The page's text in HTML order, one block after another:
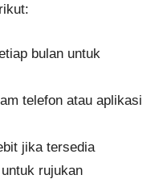
bulan untuk
telefon atau aplikasi
jika tersedia
rujukan